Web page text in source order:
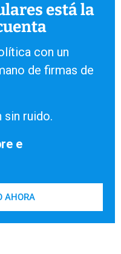
está la
con un
de firmas de
sin ruido.
e
AHORA